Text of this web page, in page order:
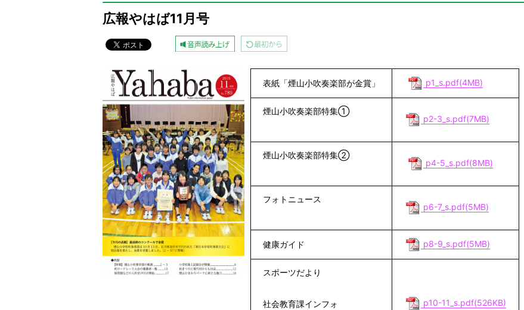
広報やはば11月号
表紙「煙山小吹奏楽部が金賞」 p1_s.pdf(4MB)
煙山小吹奏楽部特集①
p2-3_s.pdf(7MB)
煙山小吹奏楽部特集②
p4-5_s.pdf(8MB)
フォトニュース
p6-7_s.pdf(5MB)
健康ガイド p8-9_s.pdf(5MB)
スポーツだより
社会教育課インフォ p10-11_s.pdf(526KB)